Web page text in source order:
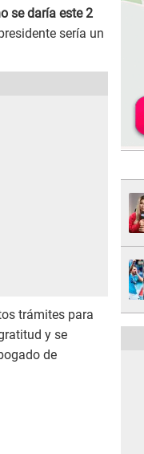
se daría este 2
sería un
trámites para
y se
de